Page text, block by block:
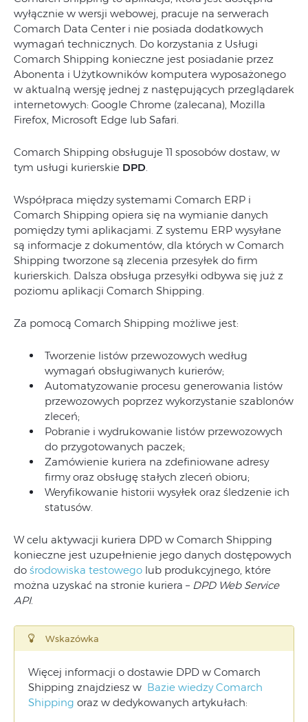
wyłącznie w wersji webowej, pracuje na serwerach
Comarch Data Center i nie posiada dodatkowych
wymagań technicznych. Do korzystania z Usługi
Comarch Shipping konieczne jest posiadanie przez
Abonenta i Użytkowników komputera wyposażonego
w aktualną wersję jednej z następujących przeglądarek
internetowych: Google Chrome (zalecana), Mozilla
Firefox, Microsoft Edge lub Safari.
Comarch Shipping obsługuje 11 sposobów dostaw, w
tym usługi kurierskie DPD.
Współpraca między systemami Comarch ERP i
Comarch Shipping opiera się na wymianie danych
pomiędzy tymi aplikacjami. Z systemu ERP wysyłane
są informacje z dokumentów, dla których w Comarch
Shipping tworzone są zlecenia przesyłek do firm
kurierskich. Dalsza obsługa przesyłki odbywa się już z
poziomu aplikacji Comarch Shipping.
Za pomocą Comarch Shipping możliwe jest:
Tworzenie listów przewozowych według
wymagań obsługiwanych kurierów;
Automatyzowanie procesu generowania listów
przewozowych poprzez wykorzystanie szablonów
zleceń;
Pobranie i wydrukowanie listów przewozowych
do przygotowanych paczek;
Zamówienie kuriera na zdefiniowane adresy
firmy oraz obsługę stałych zleceń obioru;
Weryfikowanie historii wysyłek oraz śledzenie ich
statusów.
W celu aktywacji kuriera DPD w Comarch Shipping
konieczne jest uzupełnienie jego danych dostępowych
do środowiska testowego lub produkcyjnego, które
można uzyskać na stronie kuriera – DPD Web Service
API.
Wskazówka
Więcej informacji o dostawie DPD w Comarch
Shipping znajdziesz w Bazie wiedzy Comarch
Shipping oraz w dedykowanych artykułach: